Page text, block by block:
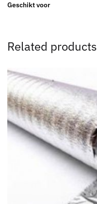
Geschikt voor
Related products